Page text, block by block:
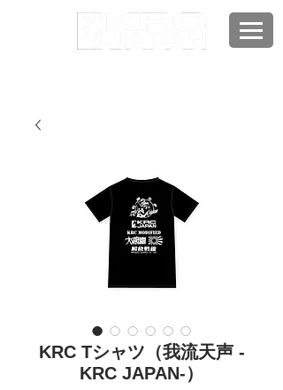
KRC Tシャツ（我流天声 -
KRC JAPAN-）